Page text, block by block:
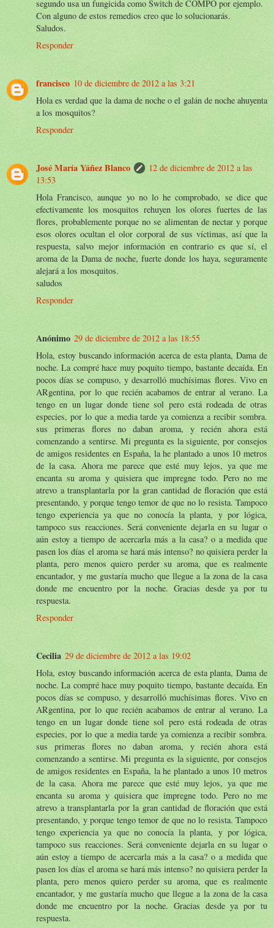
segundo usa un fungicida como Switch de COMPO por ejemplo.
Con alguno de estos remedios creo que lo solucionarás.
Saludos.
Responder
francisco 10 de diciembre de 2012 a las 3:21
Hola es verdad que la dama de noche o el galán de noche ahuyenta
a los mosquitos?
Responder
José María Yáñez Blanco
12 de diciembre de 2012 a las
13:53
Hola Francisco, aunque yo no lo he comprobado, se dice que
efectivamente los mosquitos rehuyen los olores fuertes de las
flores, probablemente porque no se alimentan de nectar y porque
esos olores ocultan el olor corporal de sus víctimas, así que la
respuesta, salvo mejor información en contrario es que sí, el
aroma de la Dama de noche, fuerte donde los haya, seguramente
alejará a los mosquitos.
saludos
Responder
Anónimo 29 de diciembre de 2012 a las 18:55
Hola, estoy buscando información acerca de esta planta, Dama de
noche. La compré hace muy poquito tiempo, bastante decaída. En
pocos días se compuso, y desarrolló muchísimas flores. Vivo en
ARgentina, por lo que recién acabamos de entrar al verano. La
tengo en un lugar donde tiene sol pero está rodeada de otras
especies, por lo que a media tarde ya comienza a recibir sombra.
sus primeras flores no daban aroma, y recién ahora está
comenzando a sentirse. Mi pregunta es la siguiente, por consejos
de amigos residentes en España, la he plantado a unos 10 metros
de la casa. Ahora me parece que esté muy lejos, ya que me
encanta su aroma y quisiera que impregne todo. Pero no me
atrevo a transplantarla por la gran cantidad de floración que está
presentando, y porque tengo temor de que no lo resista. Tampoco
tengo experiencia ya que no conocía la planta, y por lógica,
tampoco sus reacciones. Será conveniente dejarla en su lugar o
aún estoy a tiempo de acercarla más a la casa? o a medida que
pasen los días el aroma se hará más intenso? no quisiera perder la
planta, pero menos quiero perder su aroma, que es realmente
encantador, y me gustaría mucho que llegue a la zona de la casa
donde me encuentro por la noche. Gracias desde ya por tu
respuesta.
Responder
Cecilia 29 de diciembre de 2012 a las 19:02
Hola, estoy buscando información acerca de esta planta, Dama de
noche. La compré hace muy poquito tiempo, bastante decaída. En
pocos días se compuso, y desarrolló muchísimas flores. Vivo en
ARgentina, por lo que recién acabamos de entrar al verano. La
tengo en un lugar donde tiene sol pero está rodeada de otras
especies, por lo que a media tarde ya comienza a recibir sombra.
sus primeras flores no daban aroma, y recién ahora está
comenzando a sentirse. Mi pregunta es la siguiente, por consejos
de amigos residentes en España, la he plantado a unos 10 metros
de la casa. Ahora me parece que esté muy lejos, ya que me
encanta su aroma y quisiera que impregne todo. Pero no me
atrevo a transplantarla por la gran cantidad de floración que está
presentando, y porque tengo temor de que no lo resista. Tampoco
tengo experiencia ya que no conocía la planta, y por lógica,
tampoco sus reacciones. Será conveniente dejarla en su lugar o
aún estoy a tiempo de acercarla más a la casa? o a medida que
pasen los días el aroma se hará más intenso? no quisiera perder la
planta, pero menos quiero perder su aroma, que es realmente
encantador, y me gustaría mucho que llegue a la zona de la casa
donde me encuentro por la noche. Gracias desde ya por tu
respuesta.